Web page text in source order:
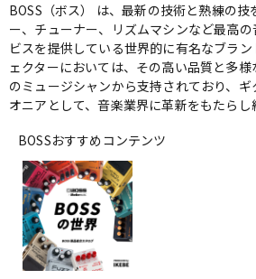
エレキギター
ベース
ドラム
キーボード
BOSS（ボス） は、最新の技術と熟練の技
ー、チューナー、リズムマシンなど最高
ビスを提供している世界的に有名なブラ
ェクターにおいては、その高い品質と多様
のミュージシャンから支持されており、
オニアとして、音楽業界に革新をもたらし
BOSSおすすめコンテンツ